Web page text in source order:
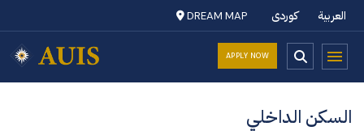
العربية کوردی DREAM MAP
APPLY NOW
السكن الداخلي